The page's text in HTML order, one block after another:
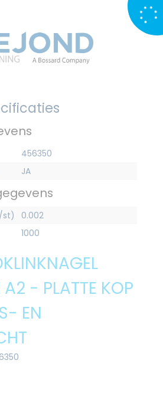
456350
JA
st)
0.002
1000
- PLATTE KOP
EN